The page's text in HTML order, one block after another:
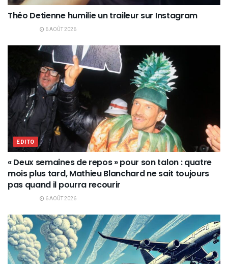
Théo Detienne humilie un traileur sur Instagram
6 AOÛT 2026
EDITO
« Deux semaines de repos » pour son talon : quatre
mois plus tard, Mathieu Blanchard ne sait toujours
pas quand il pourra recourir
6 AOÛT 2026